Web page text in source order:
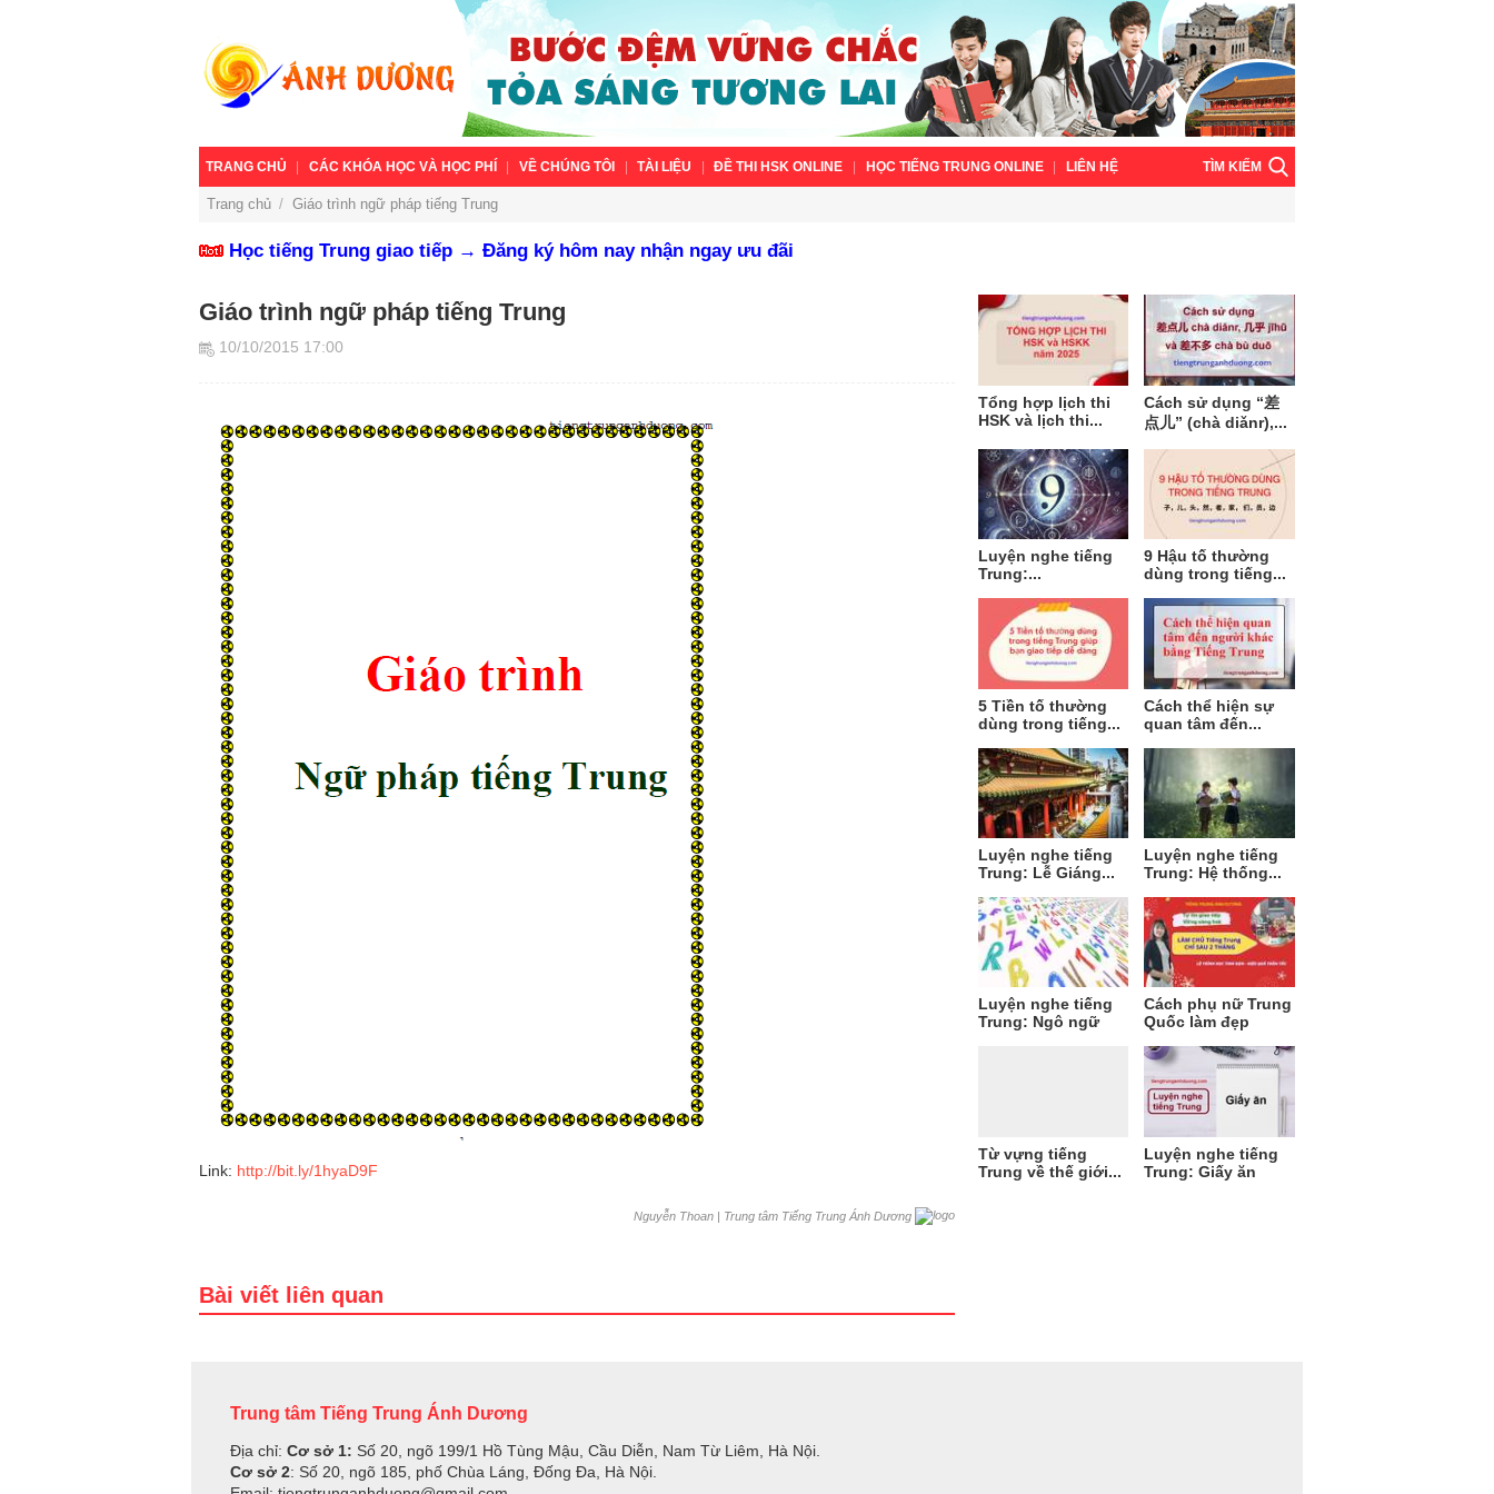
TRANG CHỦ CÁC KHÓA HỌC VÀ HỌC PHÍ VỀ CHÚNG TÔI TÀI LIỆU ĐỀ THI HSK ONLINE HỌC TIẾNG TRUNG ONLINE LIÊN HỆ TÌM KIẾM
Trang chủ / Giáo trình ngữ pháp tiếng Trung
Học tiếng Trung giao tiếp → Đăng ký hôm nay nhận ngay ưu đãi
Giáo trình ngữ pháp tiếng Trung
10/10/2015 17:00
Link: http://bit.ly/1hyaD9F
Nguyễn Thoan | Trung tâm Tiếng Trung Ánh Dương
Bài viết liên quan
Tổng hợp lịch thi
HSK và lịch thi...
Cách sử dụng “差
点儿” (chà diǎnr),...
Luyện nghe tiếng
Trung:...
9 Hậu tố thường
dùng trong tiếng...
5 Tiền tố thường
dùng trong tiếng...
Cách thể hiện sự
quan tâm đến...
Luyện nghe tiếng
Trung: Lễ Giáng...
Luyện nghe tiếng
Trung: Hệ thống...
Luyện nghe tiếng
Trung: Ngô ngữ
Cách phụ nữ Trung
Quốc làm đẹp
Từ vựng tiếng
Trung về thế giới...
Luyện nghe tiếng
Trung: Giấy ăn
Trung tâm Tiếng Trung Ánh Dương
Địa chỉ: Cơ sở 1: Số 20, ngõ 199/1 Hồ Tùng Mậu, Cầu Diễn, Nam Từ Liêm, Hà Nội.
Cơ sở 2: Số 20, ngõ 185, phố Chùa Láng, Đống Đa, Hà Nội.